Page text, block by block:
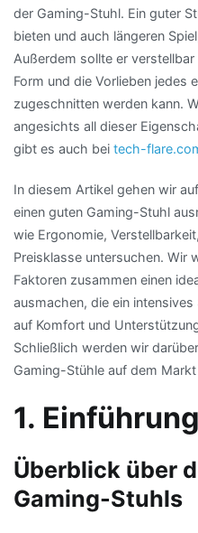
der Gaming-Stuhl. Ein guter
bieten und auch längeren
Außerdem sollte er
Form und die Vorlieben jedes
zugeschnitten werden kann.
angesichts all dieser
gibt es auch bei tech-
In diesem Artikel gehen wir
einen guten Gaming-Stuhl
wie Ergonomie,
Preisklasse untersuchen. Wir
Faktoren zusammen einen
ausmachen, die ein
auf Komfort und
Schließlich werden wir
Gaming-Stühle auf dem
1. Einführung
Überblick über
Gaming-Stuhls